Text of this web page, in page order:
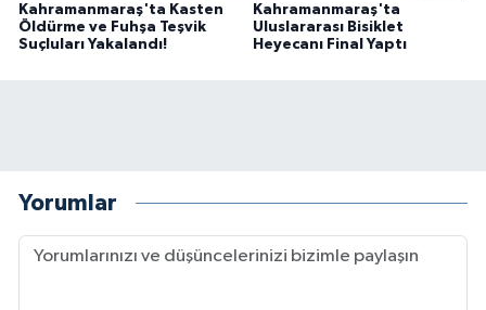
Kahramanmaraş'ta Kasten
Öldürme ve Fuhşa Teşvik
Suçluları Yakalandı!
Kahramanmaraş'ta
Uluslararası Bisiklet
Heyecanı Final Yaptı
Yorumlar